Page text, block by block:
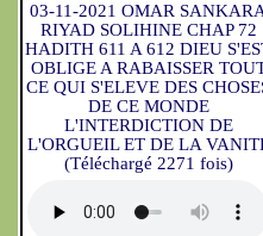
03-11-2021 OMAR
RIYAD SOLIHINE CHAP 72
HADITH 611 A 612 DIEU
OBLIGE A RABAISSER
CE QUI S'ELEVE DES
DE CE MONDE
L'INTERDICTION DE
L'ORGUEIL ET DE LA
(Téléchargé 2271 fois)